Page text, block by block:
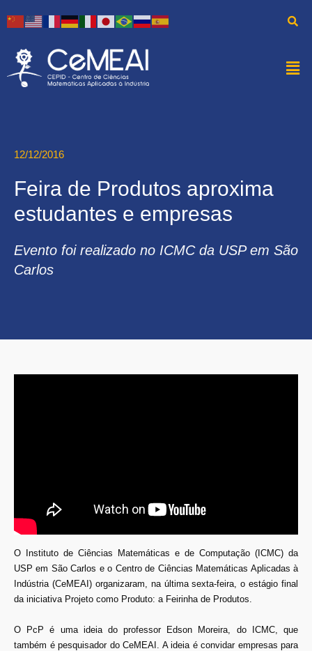
12/12/2016
Feira de Produtos aproxima
estudantes e empresas
Evento foi realizado no ICMC da USP em São
Carlos
O Instituto de Ciências Matemáticas e de Computação (ICMC) da
USP em São Carlos e o Centro de Ciências Matemáticas Aplicadas à
Indústria (CeMEAI) organizaram, na última sexta-feira, o estágio final
da iniciativa Projeto como Produto: a Feirinha de Produtos.
O PcP é uma ideia do professor Edson Moreira, do ICMC, que
também é pesquisador do CeMEAI. A ideia é convidar empresas para